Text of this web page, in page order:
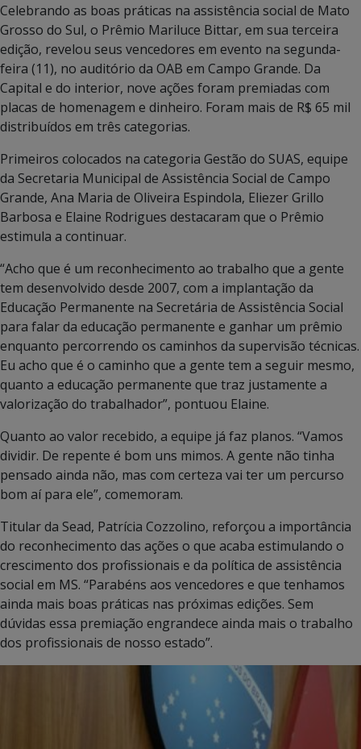
Celebrando as boas práticas na assistência social de Mato
Grosso do Sul, o Prêmio Mariluce Bittar, em sua terceira
edição, revelou seus vencedores em evento na segunda-
feira (11), no auditório da OAB em Campo Grande. Da
Capital e do interior, nove ações foram premiadas com
placas de homenagem e dinheiro. Foram mais de R$ 65 mil
distribuídos em três categorias.
Primeiros colocados na categoria Gestão do SUAS, equipe
da Secretaria Municipal de Assistência Social de Campo
Grande, Ana Maria de Oliveira Espindola, Eliezer Grillo
Barbosa e Elaine Rodrigues destacaram que o Prêmio
estimula a continuar.
“Acho que é um reconhecimento ao trabalho que a gente
tem desenvolvido desde 2007, com a implantação da
Educação Permanente na Secretária de Assistência Social
para falar da educação permanente e ganhar um prêmio
enquanto percorrendo os caminhos da supervisão técnicas.
Eu acho que é o caminho que a gente tem a seguir mesmo,
quanto a educação permanente que traz justamente a
valorização do trabalhador”, pontuou Elaine.
Quanto ao valor recebido, a equipe já faz planos. “Vamos
dividir. De repente é bom uns mimos. A gente não tinha
pensado ainda não, mas com certeza vai ter um percurso
bom aí para ele”, comemoram.
Titular da Sead, Patrícia Cozzolino, reforçou a importância
do reconhecimento das ações o que acaba estimulando o
crescimento dos profissionais e da política de assistência
social em MS. “Parabéns aos vencedores e que tenhamos
ainda mais boas práticas nas próximas edições. Sem
dúvidas essa premiação engrandece ainda mais o trabalho
dos profissionais de nosso estado”.